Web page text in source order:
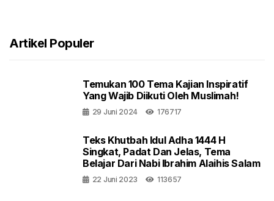
Artikel Populer
Temukan 100 Tema Kajian Inspiratif
Yang Wajib Diikuti Oleh Muslimah!
29 Juni 2024 176717
Teks Khutbah Idul Adha 1444 H
Singkat, Padat Dan Jelas, Tema
Belajar Dari Nabi Ibrahim Alaihis Salam
22 Juni 2023 113657